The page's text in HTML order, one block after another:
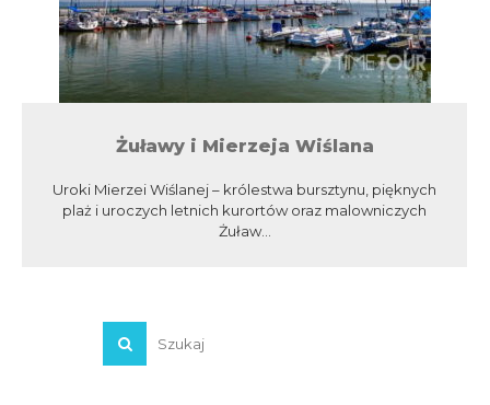
Żuławy i Mierzeja Wiślana
Uroki Mierzei Wiślanej – królestwa bursztynu, pięknych
plaż i uroczych letnich kurortów oraz malowniczych
Żuław...